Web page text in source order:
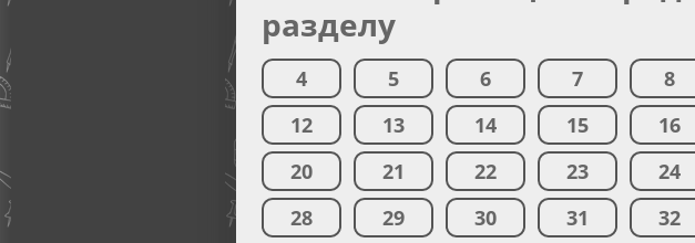
разделу
4 5 6 7 8
12
13 14 15 16
20
21 22 23 24
28
29 30 31 32